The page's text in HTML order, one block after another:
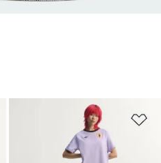
Přidat do seznamu přání